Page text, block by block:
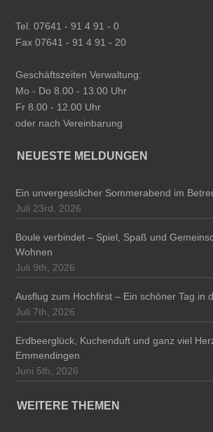
Tel. 07641 - 91 4 91 - 0
Fax 07641 - 91 4 91 - 20
Geschäftszeiten Verwaltung:
Mo - Do 8.00 - 13.00 Uhr
Fr 8.00 - 12.00 Uhr
oder nach Vereinbarung
NEUESTE MELDUNGEN
Ein unvergesslicher Sommerabend im
Juli 23rd, 2026
Boule verbindet – Spiel, Spaß und
Wohnen
Juli 9th, 2026
Ausflug zum Hochfirst – Ein schöner Tag in
Juli 7th, 2026
Erdbeerglück, Kuchenduft und ganz viel
Emmendingen
Juni 5th, 2026
WEITERE THEMEN